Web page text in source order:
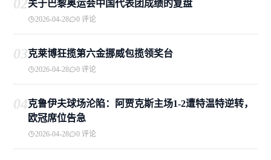
02关于巴黎奥运会中国代表团成绩的复盘
2026-04-28 0 评论
03克莱博狂揽第六金挪威包揽领奖台
2026-04-28 0 评论
04克鲁伊夫球场沦陷：阿贾克斯主场1-2遭特温特逆转，
欧冠席位告急
2026-04-28 0 评论